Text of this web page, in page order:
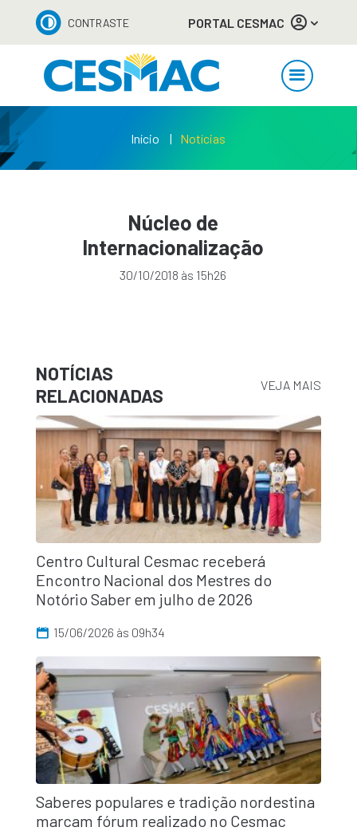
CONTRASTE PORTAL CESMAC
Início Notícias
Núcleo de
Internacionalização
30/10/2018 às 15h26
NOTÍCIAS
RELACIONADAS
VEJA MAIS
Centro Cultural Cesmac receberá
Encontro Nacional dos Mestres do
Notório Saber em julho de 2026
15/06/2026 às 09h34
Saberes populares e tradição nordestina
marcam fórum realizado no Cesmac